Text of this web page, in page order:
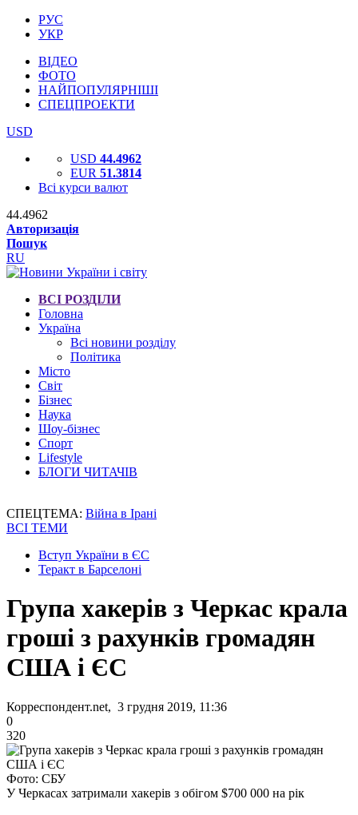
РУС
УКР
ВІДЕО
ФОТО
НАЙПОПУЛЯРНІШІ
СПЕЦПРОЕКТИ
USD
USD 44.4962
EUR 51.3814
Всі курси валют
44.4962
Авторизація
Пошук
RU
ВСІ РОЗДІЛИ
Головна
Україна
Всі новини розділу
Політика
Місто
Світ
Бізнес
Наука
Шоу-бізнес
Спорт
Lifestyle
БЛОГИ ЧИТАЧІВ
СПЕЦТЕМА: Війна в Ірані
ВСІ ТЕМИ
Вступ України в ЄС
Теракт в Барселоні
Група хакерів з Черкас крала
гроші з рахунків громадян
США і ЄС
Корреспондент.net, 3 грудня 2019, 11:36
0
320
Фото: СБУ
У Черкасах затримали хакерів з обігом $700 000 на рік